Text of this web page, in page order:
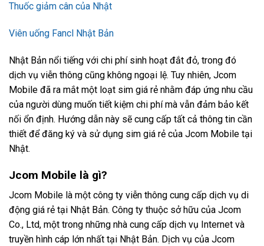
Thuốc giảm cân của Nhật
Viên uống Fancl Nhật Bản
Nhật Bản nổi tiếng với chi phí sinh hoạt đắt đỏ, trong đó
dịch vụ viễn thông cũng không ngoại lệ. Tuy nhiên, Jcom
Mobile đã ra mắt một loạt sim giá rẻ nhằm đáp ứng nhu cầu
của người dùng muốn tiết kiệm chi phí mà vẫn đảm bảo kết
nối ổn định. Hướng dẫn này sẽ cung cấp tất cả thông tin cần
thiết để đăng ký và sử dụng sim giá rẻ của Jcom Mobile tại
Nhật.
Jcom Mobile là gì?
Jcom Mobile là một công ty viễn thông cung cấp dịch vụ di
động giá rẻ tại Nhật Bản. Công ty thuộc sở hữu của Jcom
Co., Ltd, một trong những nhà cung cấp dịch vụ Internet và
truyền hình cáp lớn nhất tại Nhật Bản. Dịch vụ của Jcom